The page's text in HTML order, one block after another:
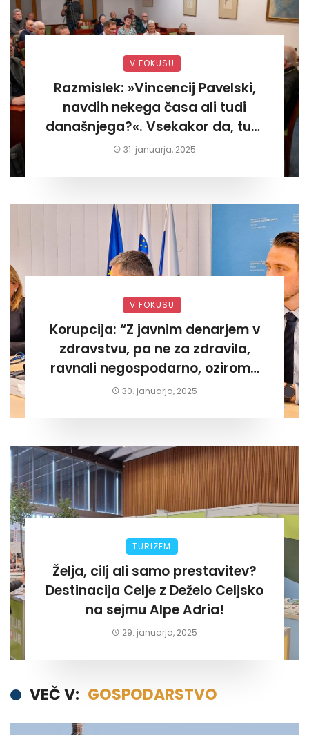
V FOKUSU
Razmislek: »Vincencij Pavelski,
navdih nekega časa ali tudi
današnjega?«. Vsekakor da, tudi
današnjega«
31. januarja, 2025
V FOKUSU
Korupcija: “Z javnim denarjem v
zdravstvu, pa ne za zdravila,
ravnali negospodarno, oziroma
za lastni žep. Tokrat na Žalskem«
30. januarja, 2025
TURIZEM
Želja, cilj ali samo prestavitev?
Destinacija Celje z Deželo Celjsko
na sejmu Alpe Adria!
29. januarja, 2025
VEČ V: GOSPODARSTVO